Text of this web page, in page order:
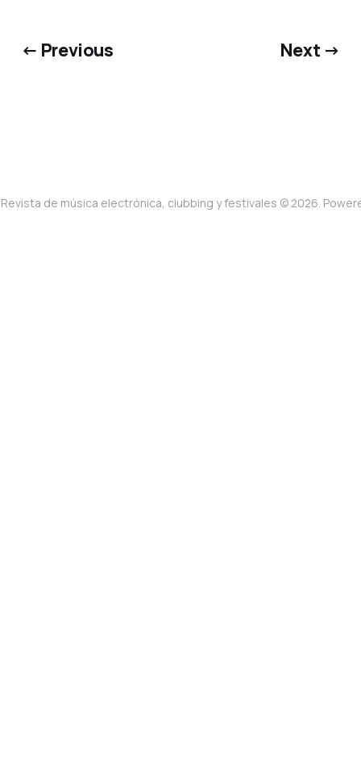
← Previous Next →
de música electrónica, clubbing y festivales © 2026.